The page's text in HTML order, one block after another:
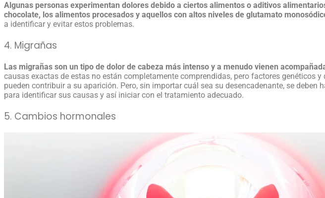
Algunas personas experimentan dolores debido a ciertos alimentos o aditivos
chocolate, los alimentos procesados y aquellos con altos niveles de glutamato
a identificar y evitar estos problemas.
4. Migrañas
Las migrañas son un tipo de dolor de cabeza más intenso y a menudo vienen
causas exactas de estas no están completamente comprendidas, pero factores genéticos
pueden contribuir a su aparición. Pero, sin importar cuál sea su desencadenante, se
para identificar sus causas y así iniciar con el tratamiento adecuado.
5. Cambios hormonales